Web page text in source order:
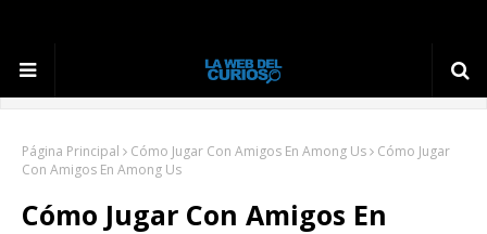
Página Principal Cómo Jugar Con Amigos En Among Us
Cómo Jugar
Con Amigos En Among Us
Cómo Jugar Con Amigos En